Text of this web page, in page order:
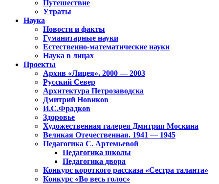
Путешествие
Утраты
Наука
Новости и факты
Гуманитарные науки
Естественно-математические науки
Наука в лицах
Проекты
Архив «Лицея». 2000 — 2003
Русский Север
Архитектура Петрозаводска
Дмитрий Новиков
И.С.Фрадков
Здоровье
Художественная галерея Дмитрия Москина
Великая Отечественная. 1941 — 1945
Педагогика С. Артемьевой
Педагогика школы
Педагогика двора
Конкурс короткого рассказа «Сестра таланта»
Конкурс «Во весь голос»